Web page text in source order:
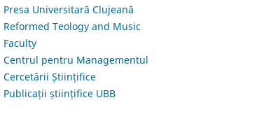
Presa Universitară Clujeană
Reformed Teology and Music
Faculty
Centrul pentru Managementul
Cercetării Științifice
Publicații științifice UBB